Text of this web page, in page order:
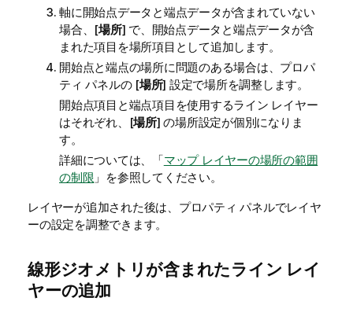
軸に開始点データと端点データが含まれていない
場合、[場所] で、開始点データと端点データが含
まれた項目を場所項目として追加します。
開始点と端点の場所に問題のある場合は、プロパ
ティ パネルの [場所] 設定で場所を調整します。
開始点項目と端点項目を使用するライン レイヤー
はそれぞれ、[場所] の場所設定が個別になりま
す。
詳細については、「マップ レイヤーの場所の範囲
の制限 」を参照してください。
レイヤーが追加された後は、プロパティ パネルでレイヤ
ーの設定を調整できます。
線形ジオメトリが含まれたライン レイ
ヤーの追加